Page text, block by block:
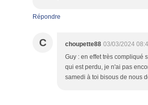
Répondre
C choupette88 03/03/2024
Guy : en effet très compliqué
qui est perdu, je n'ai pas
samedi à toi bisous de nous